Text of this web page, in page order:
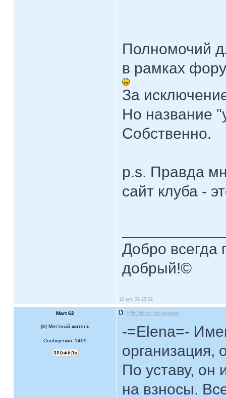
Полномочий
в рамках
За
Но название
Собственно.
p.s. Правда
сайт клуба -
Добро всегда
добрый!©
12 окт, 09 23:02
Mart 62 НФК Мiнск: обсуждение
[ ] Местный житель
Сообщения: 1499
-=Elena=-
организация,
По уставу, он
на взносы.